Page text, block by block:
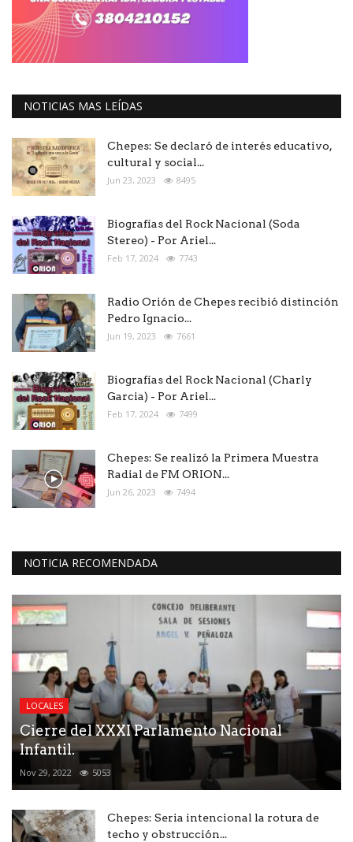
NOTICIAS MAS LEÍDAS
Chepes: Se declaró de interés educativo,
cultural y social...
Jun 23, 2023 8495
Biografías del Rock Nacional (Soda
Stereo) - Por Ariel...
Feb 17, 2024 7743
Radio Orión de Chepes recibió distinción
Pedro Ignacio...
Jun 19, 2023 7661
Biografías del Rock Nacional (Charly
Garcia) - Por Ariel...
Feb 17, 2024 7499
Chepes: Se realizó la Primera Muestra
Radial de FM ORION...
Jun 26, 2023 7494
NOTICIA RECOMENDADA
LOCALES
Cierre del XXXI Parlamento Nacional
Infantil.
Nov 29, 2022 5053
Chepes: Seria intencional la rotura de
techo y obstrucción...